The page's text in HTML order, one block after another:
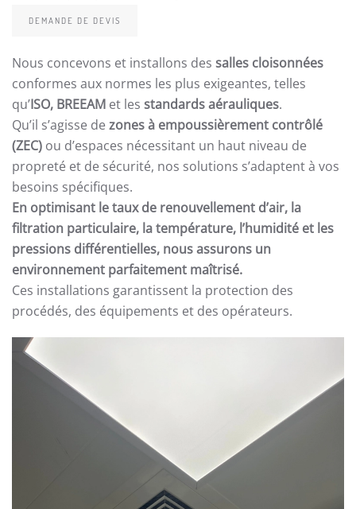
DEMANDE DE DEVIS
Nous concevons et installons des salles cloisonnées
conformes aux normes les plus exigeantes, telles
qu’ISO, BREEAM et les standards aérauliques.
Qu’il s’agisse de zones à empoussièrement contrôlé
(ZEC) ou d’espaces nécessitant un haut niveau de
propreté et de sécurité, nos solutions s’adaptent à vos
besoins spécifiques.
En optimisant le taux de renouvellement d’air, la
filtration particulaire, la température, l’humidité et les
pressions différentielles, nous assurons un
environnement parfaitement maîtrisé.
Ces installations garantissent la protection des
procédés, des équipements et des opérateurs.